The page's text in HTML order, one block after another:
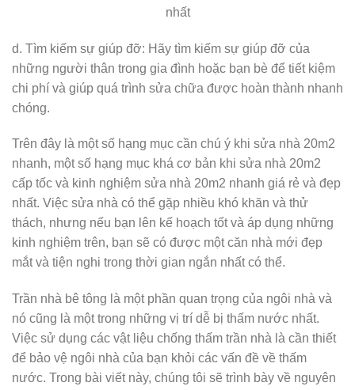
nhất
d. Tìm kiếm sự giúp đỡ: Hãy tìm kiếm sự giúp đỡ của
những người thân trong gia đình hoặc bạn bè để tiết kiệm
chi phí và giúp quá trình sửa chữa được hoàn thành nhanh
chóng.
Trên đây là một số hạng mục cần chú ý khi sửa nhà 20m2
nhanh, một số hạng mục khá cơ bản khi sửa nhà 20m2
cấp tốc và kinh nghiệm sửa nhà 20m2 nhanh giá rẻ và đẹp
nhất. Việc sửa nhà có thể gặp nhiều khó khăn và thử
thách, nhưng nếu bạn lên kế hoạch tốt và áp dụng những
kinh nghiệm trên, bạn sẽ có được một căn nhà mới đẹp
mắt và tiện nghi trong thời gian ngắn nhất có thể.
Trần nhà bê tông là một phần quan trọng của ngôi nhà và
nó cũng là một trong những vị trí dễ bị thấm nước nhất.
Việc sử dụng các vật liệu chống thấm trần nhà là cần thiết
để bảo vệ ngôi nhà của bạn khỏi các vấn đề về thấm
nước. Trong bài viết này, chúng tôi sẽ trình bày về nguyên